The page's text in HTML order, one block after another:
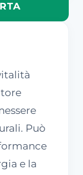
Può
e la